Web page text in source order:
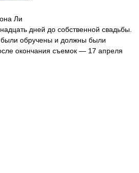
Ли
дней до собственной свадьбы.
обручены и должны были
окончания съемок — 17 апреля